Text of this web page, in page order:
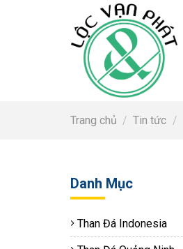
Trang chủ / Tin tức /
Danh Mục
Than Đá Indonesia